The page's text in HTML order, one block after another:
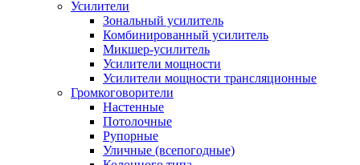
Усилители
Зональный усилитель
Комбинированный усилитель
Микшер-усилитель
Усилители мощности
Усилители мощности трансляционные
Громкоговорители
Настенные
Потолочные
Рупорные
Уличные (всепогодные)